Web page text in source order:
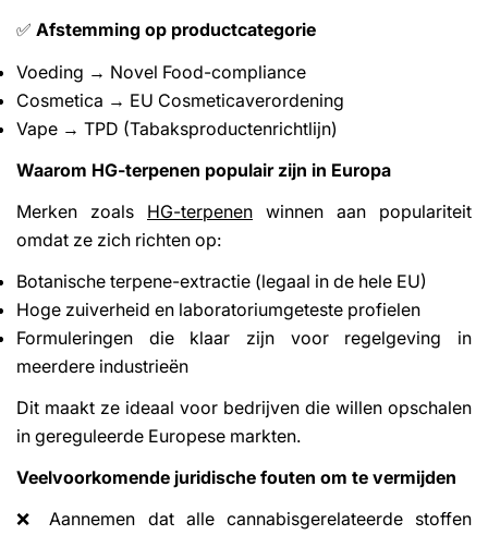
✅ Afstemming op productcategorie
Voeding → Novel Food-compliance
Cosmetica → EU Cosmeticaverordening
Vape → TPD (Tabaksproductenrichtlijn)
Waarom HG-terpenen populair zijn in Europa
Merken zoals HG-terpenen winnen aan populariteit
omdat ze zich richten op:
Botanische terpene-extractie (legaal in de hele EU)
Hoge zuiverheid en laboratoriumgeteste profielen
Formuleringen die klaar zijn voor regelgeving in
meerdere industrieën
Dit maakt ze ideaal voor bedrijven die willen opschalen
in gereguleerde Europese markten.
Veelvoorkomende juridische fouten om te vermijden
❌
Aannemen dat alle cannabisgerelateerde stoffen